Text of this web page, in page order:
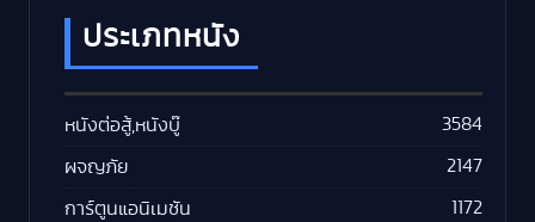
ประเภทหนัง
หนังต่อสู้,หนังบู๊ 3584
ผจญภัย 2147
การ์ตูนแอนิเมชัน 1172